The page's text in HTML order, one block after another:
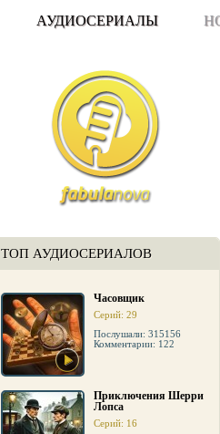
АУДИОСЕРИАЛЫ
ТОП АУДИОСЕРИАЛОВ
Часовщик
Серий: 29
Послушали: 315156
Комментарии: 122
Приключения Шерри
Лопса
Серий: 16